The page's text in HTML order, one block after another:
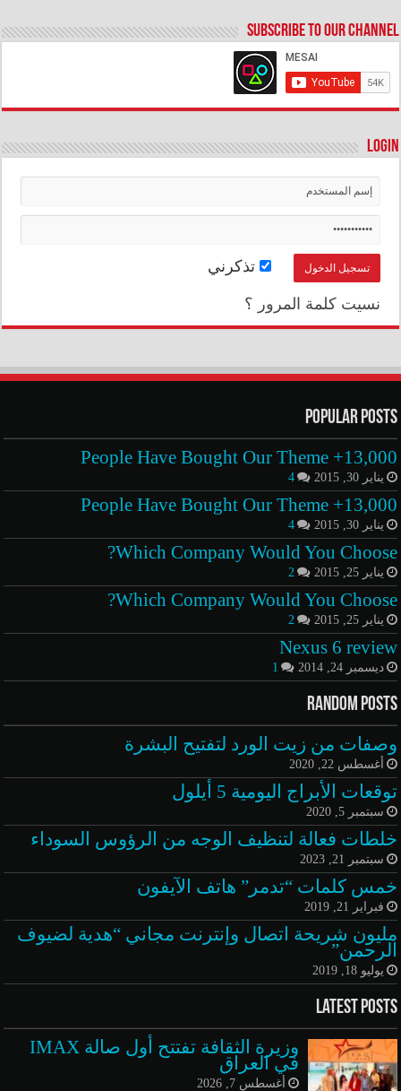
Subscribe to our Channel
Login
تذكرني
نسيت كلمة المرور ؟
Popular Posts
13,000+ People Have Bought Our Theme
يناير 30, 2015 4
13,000+ People Have Bought Our Theme
يناير 30, 2015 4
Which Company Would You Choose?
يناير 25, 2015 2
Which Company Would You Choose?
يناير 25, 2015 2
Nexus 6 review
ديسمبر 24, 2014 1
Random Posts
وصفات من زيت الورد لتفتيح البشرة
أغسطس 22, 2020
توقعات الأبراج اليومية 5 أيلول
سبتمبر 5, 2020
خلطات فعالة لتنظيف الوجه من الرؤوس السوداء
سبتمبر 21, 2023
خمس كلمات “تدمر” هاتف الآيفون
فبراير 21, 2019
مليون شريحة اتصال وإنترنت مجاني “هدية لضيوف
الرحمن”
يوليو 18, 2019
Latest Posts
وزيرة الثقافة تفتتح أول صالة IMAX
في العراق
أغسطس 7, 2026